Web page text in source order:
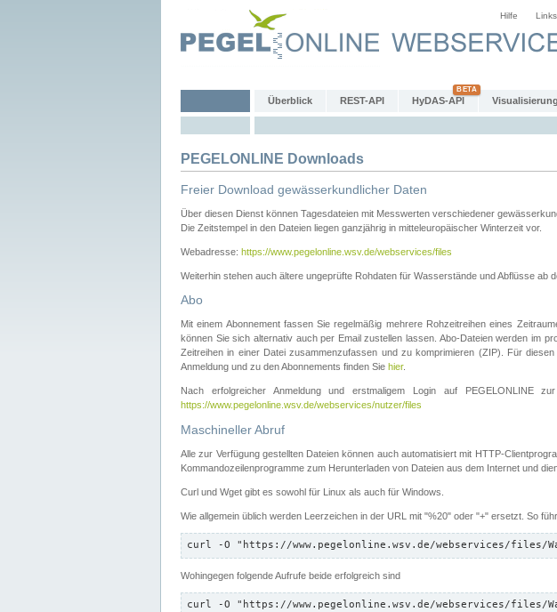
Hilfe Links
Überblick REST-API HyDAS-API Visualisierung
PEGELONLINE Downloads
Freier Download gewässerkundlicher Daten
Über diesen Dienst können Tagesdateien mit Messwerten verschiedener
Die Zeitstempel in den Dateien liegen ganzjährig in mitteleuropäischer Winterzeit vor.
Webadresse: https://www.pegelonline.wsv.de/webservices/files
Weiterhin stehen auch ältere ungeprüfte Rohdaten für Wasserstände und Abflüsse ab
Abo
Mit einem Abonnement fassen Sie regelmäßig mehrere Rohzeitreihen eines
können Sie sich alternativ auch per Email zustellen lassen. Abo-Dateien werden im
Zeitreihen in einer Datei zusammenzufassen und zu komprimieren (ZIP). Für
Anmeldung und zu den Abonnements finden Sie hier.
Nach erfolgreicher Anmeldung und erstmaligem Login auf PEGELONLINE
https://www.pegelonline.wsv.de/webservices/nutzer/files
Maschineller Abruf
Alle zur Verfügung gestellten Dateien können auch automatisiert mit HTTP-
Kommandozeilenprogramme zum Herunterladen von Dateien aus dem Internet und
Curl und Wget gibt es sowohl für Linux als auch für Windows.
Wie allgemein üblich werden Leerzeichen in der URL mit "%20" oder "+" ersetzt. So
curl -O "https://www.pegelonline.wsv.de/webservices/files/
Wohingegen folgende Aufrufe beide erfolgreich sind
curl -O "https://www.pegelonline.wsv.de/webservices/files/